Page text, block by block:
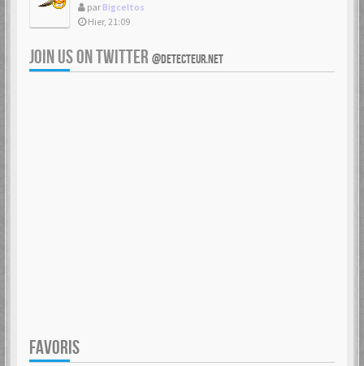
par Bigceltos
Hier, 21:09
JOIN US ON TWITTER @DETECTEUR.NET
FAVORIS